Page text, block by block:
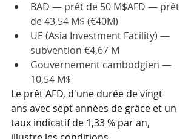
BAD — prêt de 50 M$AFD — prêt
de 43,54 M$ (€40M)
UE (Asia Investment Facility) —
subvention €4,67 M
Gouvernement cambodgien —
10,54 M$
Le prêt AFD, d'une durée de vingt
ans avec sept années de grâce et un
taux indicatif de 1,33 % par an,